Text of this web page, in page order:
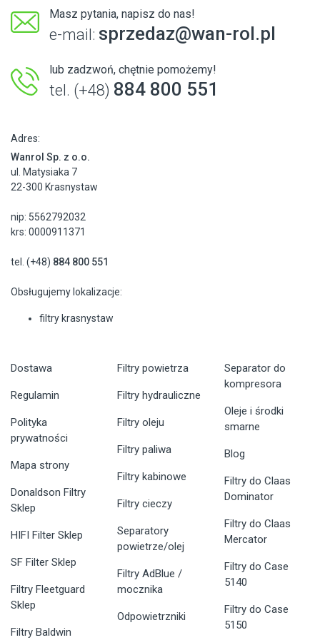
Masz pytania, napisz do nas!
e-mail: sprzedaz@wan-rol.pl
lub zadzwoń, chętnie pomożemy!
tel. (+48) 884 800 551
Adres:
Wanrol Sp. z o.o.
ul. Matysiaka 7
22-300 Krasnystaw
nip: 5562792032
krs: 0000911371
tel. (+48) 884 800 551
Obsługujemy lokalizacje:
filtry krasnystaw
Dostawa
Regulamin
Polityka
prywatności
Mapa strony
Donaldson Filtry
Sklep
HIFI Filter Sklep
SF Filter Sklep
Filtry Fleetguard
Sklep
Filtry Baldwin
Filtry powietrza
Filtry hydrauliczne
Filtry oleju
Filtry paliwa
Filtry kabinowe
Filtry cieczy
Separatory
powietrze/olej
Filtry AdBlue /
mocznika
Odpowietrzniki
Separator do
kompresora
Oleje i środki
smarne
Blog
Filtry do Claas
Dominator
Filtry do Claas
Mercator
Filtry do Case
5140
Filtry do Case
5150